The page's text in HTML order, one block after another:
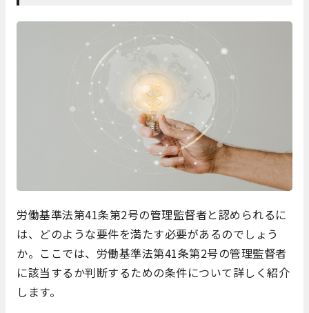
労働基準法第41条第2号の管理監督者と認められるに
は、どのような要件を満たす必要があるのでしょう
か。ここでは、労働基準法第41条第2号の管理監督者
に該当するか判断するための条件について詳しく紹介
します。